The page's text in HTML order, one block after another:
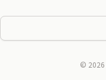
© 2026